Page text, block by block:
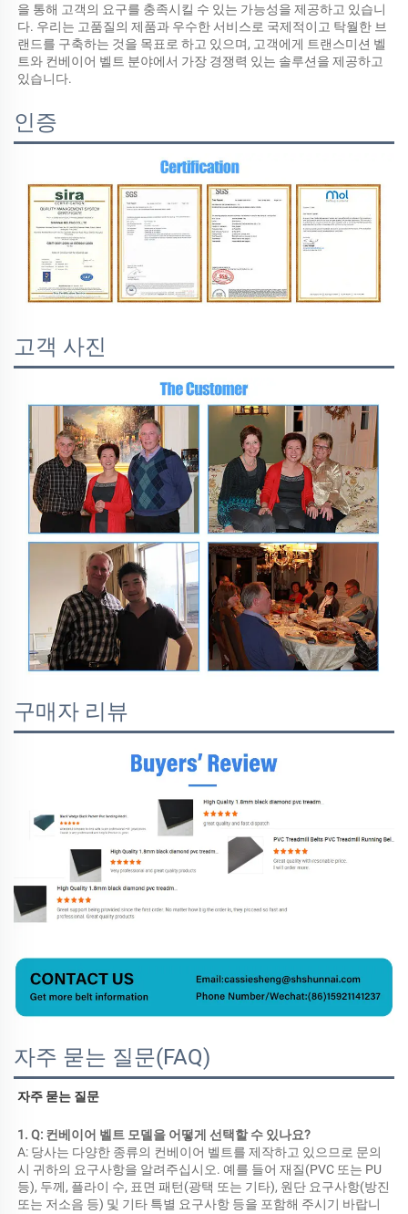
을 통해 고객의 요구를 충족시킬 수 있는 가능성을 제공하고 있습니
다. 우리는 고품질의 제품과 우수한 서비스로 국제적이고 탁월한 브
랜드를 구축하는 것을 목표로 하고 있으며, 고객에게 트랜스미션 벨
트와 컨베이어 벨트 분야에서 가장 경쟁력 있는 솔루션을 제공하고
있습니다.
인증
고객 사진
구매자 리뷰
자주 묻는 질문(FAQ)
자주 묻는 질문
1. Q: 컨베이어 벨트 모델을 어떻게 선택할 수 있나요?
A: 당사는 다양한 종류의 컨베이어 벨트를 제작하고 있으므로 문의
시 귀하의 요구사항을 알려주십시오. 예를 들어 재질(PVC 또는 PU
등), 두께, 플라이 수, 표면 패턴(광택 또는 기타), 원단 요구사항(방진
또는 저소음 등) 및 기타 특별 요구사항 등을 포함해 주시기 바랍니